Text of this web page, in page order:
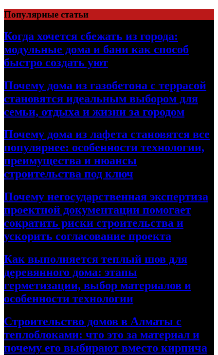
Перейти
к
содержимому
Популярные статьи
Когда хочется сбежать из города:
модульные дома и бани как способ
быстро создать уют
Почему дома из газобетона с террасой
становятся идеальным выбором для
семьи, отдыха и жизни за городом
Почему дома из лафета становятся все
популярнее: особенности технологии,
преимущества и нюансы
строительства под ключ
Почему негосударственная экспертиза
проектной документации помогает
сократить риски строительства и
ускорить согласование проекта
Как выполняется теплый шов для
деревянного дома: этапы
герметизации, выбор материалов и
особенности технологии
Строительство домов в Алматы с
теплоблоками: что это за материал и
почему его выбирают вместо кирпича